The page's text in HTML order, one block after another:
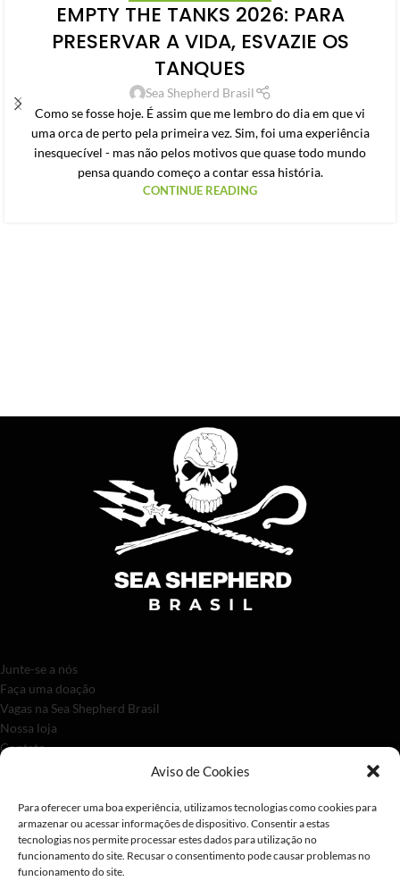
Aviso de Cookies
Para oferecer uma boa experiência, utilizamos tecnologias como cookies para
armazenar ou acessar informações de dispositivo. Consentir a estas
tecnologias nos permite processar estes dados para utilização no
funcionamento do site. Recusar o consentimento pode causar problemas no
funcionamento do site.
EMPTY THE TANKS 2026: PARA
PRESERVAR A VIDA, ESVAZIE OS
TANQUES
Sea Shepherd Brasil
Como se fosse hoje. É assim que me lembro do dia em que vi
uma orca de perto pela primeira vez. Sim, foi uma experiência
inesquecível - mas não pelos motivos que quase todo mundo
pensa quando começo a contar essa história.
CONTINUE READING
Junte-se a nós
Faça uma doação
Vagas na Sea Shepherd Brasil
Nossa loja
Contato